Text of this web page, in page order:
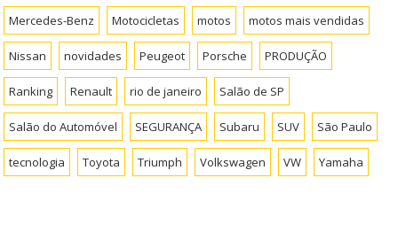
Mercedes-Benz Motocicletas motos motos mais vendidas
Nissan novidades Peugeot Porsche PRODUÇÃO
Ranking Renault rio de janeiro Salão de SP
Salão do Automóvel SEGURANÇA Subaru SUV São Paulo
tecnologia Toyota Triumph Volkswagen VW Yamaha